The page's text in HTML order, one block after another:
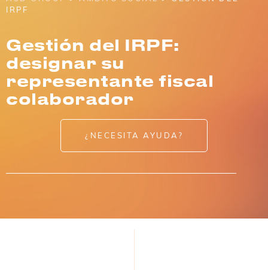
IRPF
Gestión del IRPF:
designar su
representante fiscal
colaborador
¿NECESITA AYUDA?